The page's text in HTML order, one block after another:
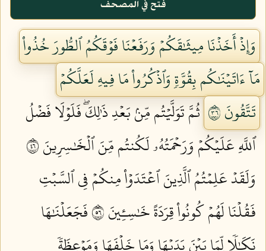
فتح في المصحف
وَإِذۡ أَخَذۡنَا مِيثَٰقَكُمۡ وَرَفَعۡنَا فَوۡقَكُمُ ٱلطُّورَ خُذُواْ
مَآ ءَاتَيۡنَٰكُم بِقُوَّةٖ وَٱذۡكُرُواْ مَا فِيهِ لَعَلَّكُمۡ
تَتَّقُونَ ٦٣
ثُمَّ تَوَلَّيۡتُم مِّنۢ بَعۡدِ ذَٰلِكَۖ فَلَوۡلَا فَضۡلُ
ٱللَّهِ عَلَيۡكُمۡ وَرَحۡمَتُهُۥ لَكُنتُم مِّنَ ٱلۡخَٰسِرِينَ ٦٤
وَلَقَدۡ عَلِمۡتُمُ ٱلَّذِينَ ٱعۡتَدَوۡاْ مِنكُمۡ فِي ٱلسَّبۡتِ
فَقُلۡنَا لَهُمۡ كُونُواْ قِرَدَةً خَٰسِـِٔينَ ٦٥
فَجَعَلۡنَٰهَا
نَكَٰلٗا لِّمَا بَيۡنَ يَدَيۡهَا وَمَا خَلۡفَهَا وَمَوۡعِظَةٗ